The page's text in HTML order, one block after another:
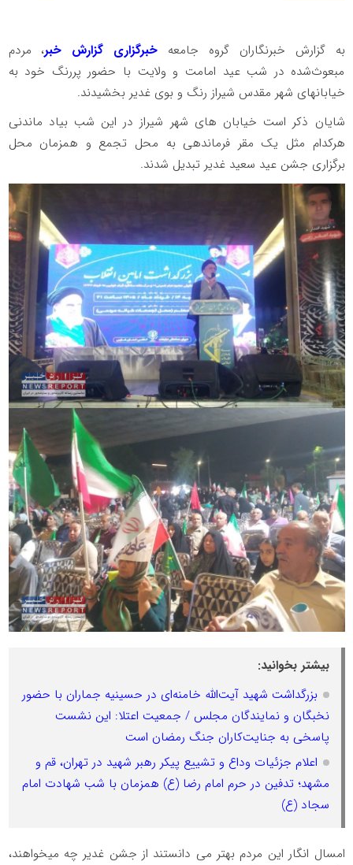
به گزارش خبرنگاران گروه جامعه خبرگزاری گزارش خبر، مردم
مبعوث‌شده در شب عید امامت و ولایت با حضور پررنگ خود به
خیابانهای شهر مقدس شیراز رنگ و بوی غدیر بخشیدند.
شایان ذکر است خیابان های شهر شیراز در این شب بیاد ماندنی
هرکدام مثل یک مقر فرماندهی به محل تجمع و همزمان محل
برگزاری جشن عید سعید غدیر تبدیل شدند.
بیشتر بخوانید:
بزرگداشت شهید آیت‌الله خامنه‌ای در حسینیه جماران با حضور
نخبگان و نمایندگان مجلس / جمعیت اعتلا: این نشست
پاسخی به جنایت‌کاران جنگ رمضان است
اعلام جزئیات وداع و تشییع پیکر رهبر شهید در تهران، قم و
مشهد؛ تدفین در حرم امام رضا (ع) همزمان با شب شهادت امام
سجاد (ع)
امسال انگار این مردم بهتر می دانستند از جشن غدیر چه میخواهند،